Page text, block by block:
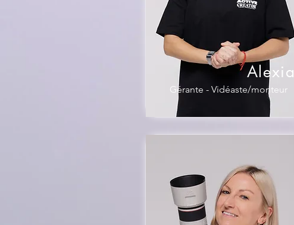
Alexia
Gérante - Vidéaste/monteur